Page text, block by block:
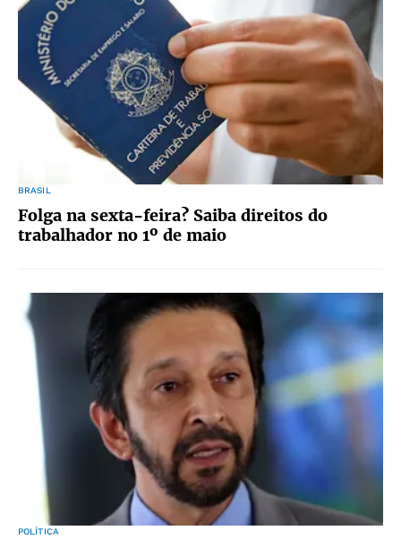
BRASIL
Folga na sexta-feira? Saiba direitos do
trabalhador no 1º de maio
POLÍTICA